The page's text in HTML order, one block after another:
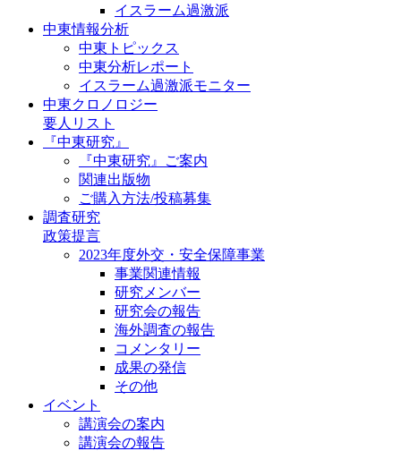
イスラーム過激派
中東情報分析
中東トピックス
中東分析レポート
イスラーム過激派モニター
中東クロノロジー
要人リスト
『中東研究』
『中東研究』ご案内
関連出版物
ご購入方法/投稿募集
調査研究
政策提言
2023年度外交・安全保障事業
事業関連情報
研究メンバー
研究会の報告
海外調査の報告
コメンタリー
成果の発信
その他
イベント
講演会の案内
講演会の報告